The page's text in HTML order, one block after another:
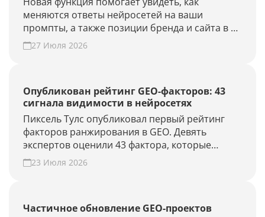
меняются ответы нейросетей на ваши
промпты, а также позиции бренда и сайта в AI-
выдаче.
27 Июля 2026
Опубликован рейтинг GEO-факторов: 43
сигнала видимости в нейросетях
Пиксель Тулс опубликовал первый рейтинг
факторов ранжирования в GEO. Девять
экспертов оценили 43 фактора, которые
влияют на видимость бренда в AI-ответах.
23 Июля 2026
Частичное обновление GEO-проектов